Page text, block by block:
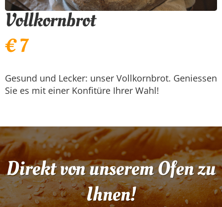
Vollkornbrot
€ 7
Gesund und Lecker: unser Vollkornbrot. Geniessen
Sie es mit einer Konfitüre Ihrer Wahl!
Direkt von unserem Ofen zu
Ihnen!